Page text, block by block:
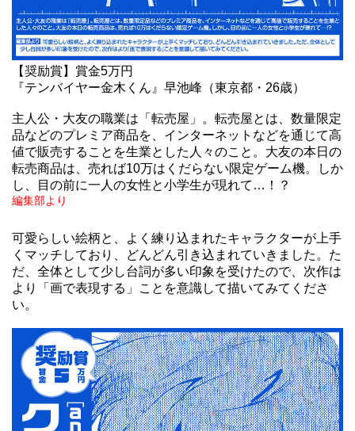
【奨励賞】賞金5万円
『テンバイヤー金木くん』早池峰（東京都・26歳）
主人公・大友の職業は「転売屋」。転売屋とは、数量限定
品などのプレミア商品を、インターネットなどを通じて高
値で販売することを生業とした人々のこと。大友の本日の
転売商品は、売れば10万はくだらない限定ゲーム機。しか
し、目の前に一人の女性と小学生が現れて…！？
編集部より
可愛らしい絵柄と、よく練り込まれたキャラクターが上手
くマッチしており、どんどん引き込まれていきました。た
だ、全体として少し台詞が多い印象を受けたので、次作は
より「画で表現する」ことを意識して描いてみてくださ
い。